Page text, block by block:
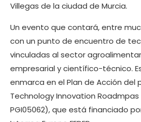
Villegas de la ciudad de Murcia.
Un evento que contará, entre
con un punto de encuentro de
vinculadas al sector
empresarial y científico-técnico.
enmarca en el Plan de Acción del
Technology Innovation
PGI05062), que está financiado